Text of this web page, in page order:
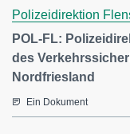
Polizeidirektion
POL-FL:
des
Nordfriesland
Ein Dokument